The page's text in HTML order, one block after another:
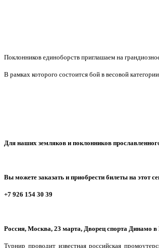
Поклонников единоборств приглашаем на
В рамках которого состоится бой в весовой
Для наших земляков и поклонников
Вы можете заказать и приобрести билеты на этот
+7 926 154 30 39
Россия, Москва, 23 марта, Дворец спорта Динамо
Турнир проводит известная российская